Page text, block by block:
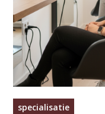
specialisatie